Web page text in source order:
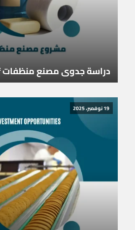
دراسة جدوى مصنع منظفات pdf
19 نوفمبر، 2025